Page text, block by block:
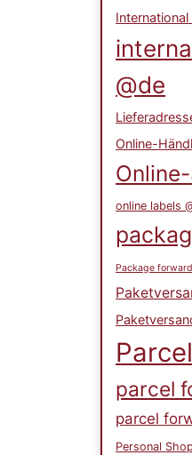
@de
Online-
online labels
Package
parcel
parcel
Personal